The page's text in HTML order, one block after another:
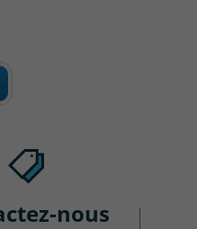
nous